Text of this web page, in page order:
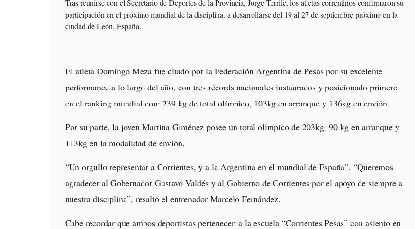
Tras reunirse con el Secretario de Deportes de la Provincia, Jorge Terrile, los atletas correntinos confirmaron su
participación en el próximo mundial de la disciplina, a desarrollarse del 19 al 27 de septiembre próximo en la
ciudad de León, España.
El atleta Domingo Meza fue citado por la Federación Argentina de Pesas por su excelente
performance a lo largo del año, con tres récords nacionales instaurados y posicionado primero
en el ranking mundial con: 239 kg de total olímpico, 103kg en arranque y 136kg en envión.
Por su parte, la joven Martina Giménez posee un total olímpico de 203kg, 90 kg en arranque y
113kg en la modalidad de envión.
“Un orgullo representar a Corrientes, y a la Argentina en el mundial de España”. “Queremos
agradecer al Gobernador Gustavo Valdés y al Gobierno de Corrientes por el apoyo de siempre a
nuestra disciplina”, resaltó el entrenador Marcelo Fernández.
Cabe recordar que ambos deportistas pertenecen a la escuela “Corrientes Pesas” con asiento en